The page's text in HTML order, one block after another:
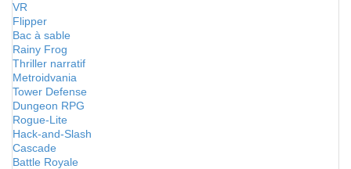
VR
Flipper
Bac à sable
Rainy Frog
Thriller narratif
Metroidvania
Tower Defense
Dungeon RPG
Rogue-Lite
Hack-and-Slash
Cascade
Battle Royale